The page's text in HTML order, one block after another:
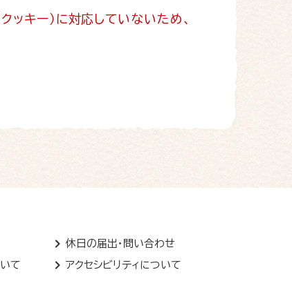
キー）に対応していないため、
休日の届出・問い合わせ
て アクセシビリティについて